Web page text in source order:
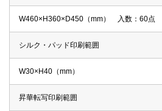
W460×H360×D450（mm） 入数：60点
シルク・パッド印刷範囲
W30×H40（mm）
昇華転写印刷範囲